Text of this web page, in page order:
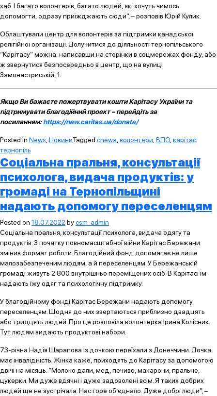
хаб. І багато волонтерів, багато людей, які хочуть чимось
допомогти, одразу приїжджають сюди”, – розповів Юрій Кулик.
Облаштували центр для волонтерів за підтримки канадської
релігійної організації. Долучитися до діяльності тернопільського
“Карітасу” можна, написавши на сторінки в соцмережах фонду, або
ж звернутися безпосередньо в центр, що на вулиці
Замонастриській, 1.
Якщо Ви бажаєте пожертвувати кошти Карітасу України та
підтримувати благодійний проект – перейдіть за
посиланням:https://new.caritas.ua/donate/
Posted in News НовиниTagged cnewa волонтери ВПО карітас
тернопіль
Соціальна пральня, консультації
психолога, видача продуктів: у
громаді на Тернопільщині
надають допомогу переселенцям
Posted on 18.07.2022 bycsm_admin
Соціальна пральня, консультації психолога, видача одягу та
продуктів. З початку повномасштабної війни Карітас Бережани
змінив формат роботи. Благодійний фонд допомагає не лише
малозабезпеченим людям, а й переселенцям. У Бережанській
громаді живуть 2 800 внутрішньо переміщених осіб. В Карітасі їм
надають їжу одяг та психологічну підтримку.
У благодійному фонді Карітас Бережани надають допомогу
переселенцям. Щодня до них звертаються приблизно двадцять
або тридцять людей. Про це розповіла волонтерка Ірина Колісник.
Тут людям видають продуктові набори.
73-річна Надія Шарапова із дочкою переїхали з Донеччини. Дочка
має інвалідність. Жінка каже, приходять до Карітасу за допомогою
двічі на місяць. “Молоко дали, мед, печиво, макарони, пральне,
цукерки. Ми дуже вдячні і дуже задоволені всім. Я таких добрих
людей ще не зустрічала. Нас горе об’єднало. Дуже добрі люди”, –